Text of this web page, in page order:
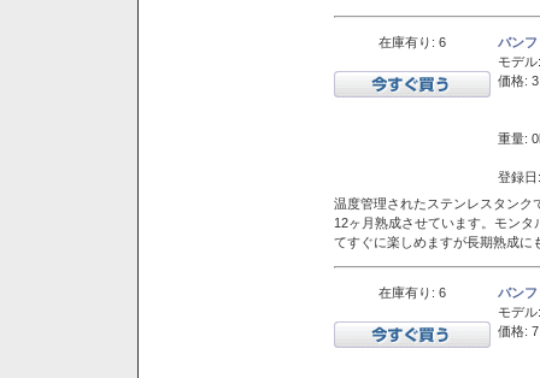
在庫有り: 6
バン
モデル:
価格:
重量:
登録
温度管理されたステンレスタンク
12ヶ月熟成させています。モン
てすぐに楽しめますが長期熟成に
在庫有り: 6
バン
モデル:
価格: